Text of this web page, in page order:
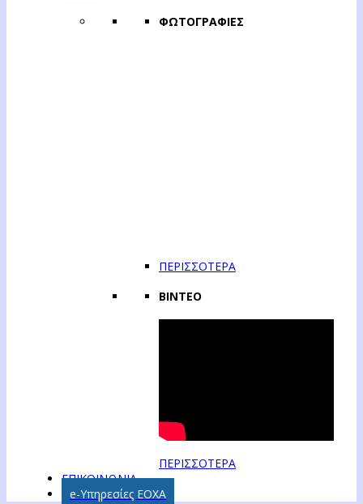
ΦΩΤΟΓΡΑΦΙΕΣ
ΠΕΡΙΣΣΟΤΕΡΑ
ΒΙΝΤΕΟ
ΠΕΡΙΣΣΟΤΕΡΑ
ΕΠΙΚΟΙΝΩΝΙΑ
e-Υπηρεσίες ΕΟΧΑ